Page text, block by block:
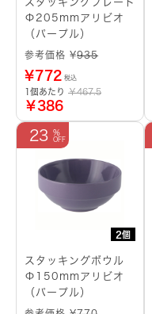
スタッキングプレート
Φ205mmアリビオ
（パープル）
参考価格 ¥935
¥772 税込
1個あたり ￥467.5
￥386
2個
23
スタッキングボウル
Φ150mmアリビオ
（パープル）